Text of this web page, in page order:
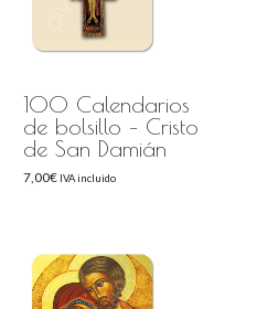
100 Calendarios
de bolsillo – Cristo
de San Damián
7,00€ IVA incluido